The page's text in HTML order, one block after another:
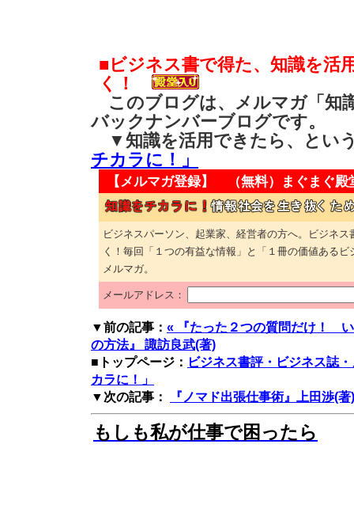
■ビジネス書で得た、知識を活
く！
このブログは、メルマガ「知
バックナンバーブログです。
▼知識を活用できたら、と
チカラに！」
【メルマガ登録】 （無料） まぐまぐ殿
ビジネスパーソン、起業家、経営者の方へ。ビジネ
く！毎回「１つの有益な情報」と「１冊の価値ある
メルマガ。
メールアドレス：
▼前の記事： « 『たった２つの質問だけ！
の方法』 諏訪良武(著)
■トップページ： ビジネス書評・ビジネス誌
カラに！」
▼次の記事：
『ノマド出張仕事術』上田渉(著
もしも私が仕事で困ったら